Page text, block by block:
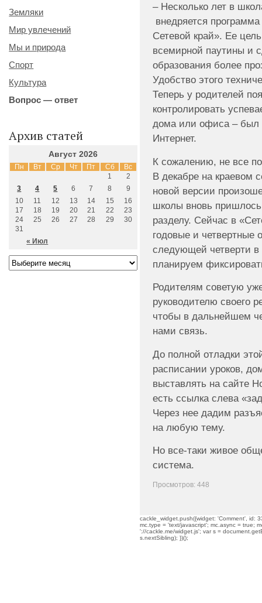
– Несколько лет в
внедряется
Сетевой край». Ее
всемирной паутины и
образования более
Удобство этого
Теперь у родителей
контролировать
дома или офиса – был
Интернет.
К сожалению, не все
В декабре на краевом
новой версии
школы вновь
разделу. Сейчас в
годовые и четвертные
следующей четверти в
планируем
Родителям советую
руководителю своего
чтобы в дальнейшем
нами связь.
До полной отладки
расписании уроков,
выставлять на сайте
есть ссылка слева
Через нее дадим
на любую тему.
Но все-таки живое
система.
Просмотров: 448
cackle_widget.push({widget: 'Comment', id:
mc.type = 'text/javascript'; mc.async = true;
'://cackle.me/widget.js'; var s =
s.nextSibling); })();
Земляки
Мир увлечений
Мы и природа
Спорт
Культура
Вопрос — ответ
Архив статей
Август 2026
Пн Вт Ср Чт Пт Сб Вс
« Июл
1
2
3
4 5 6 7 8
9
10
11 12 13 14 15
16
17
18 19 20 21 22
23
24
25 26 27 28 29
30
31